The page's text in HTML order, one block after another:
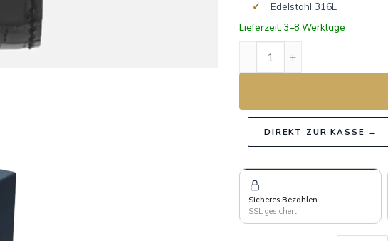
Edelstahl 316L
Lieferzeit: 3–8 Werktage
DIREKT ZUR KASSE →
Sicheres Bezahlen
SSL gesichert